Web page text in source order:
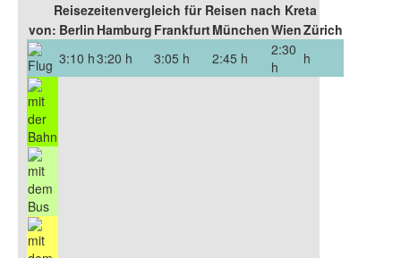
Reisezeitenvergleich für Reisen nach Kreta
von: Berlin Hamburg FrankfurtMünchenWienZürich
3:10 h3:20 h 3:05 h 2:45 h
2:30
h
h